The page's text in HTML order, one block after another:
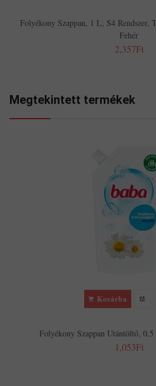
Folyékony Szappan, 1 L, S4 Rendszer,
Fehér
2,357Ft
Megtekintett termékek
Kosárba
Folyékony Szappan Utántöltő,
1,053Ft